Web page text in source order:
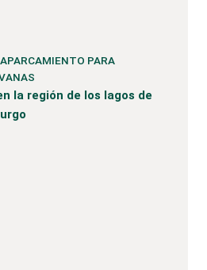
PARA
la región de los lagos de